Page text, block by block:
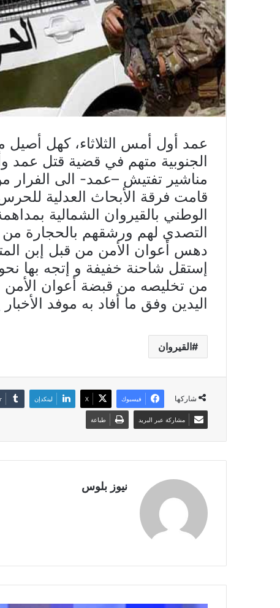
عمد أول أمس الثلاثاء، كهل أصيل
مناشير تفتيش –عمد- الى
قامت فرقة الأبحاث العدلية
الوطني بالقيروان الشمالية
التصدي لهم ورشقهم بالحجارة من
إستقل شاحنة خفيفة و إتجه بها
من تخليصه من قبضة أعوان الأمن
اليدين وفق ما أفاد به موفد
القيروان
شاركها فيسبوك X لينكدإن
مشاركة عبر البريد طباعة
نيوز بلوس